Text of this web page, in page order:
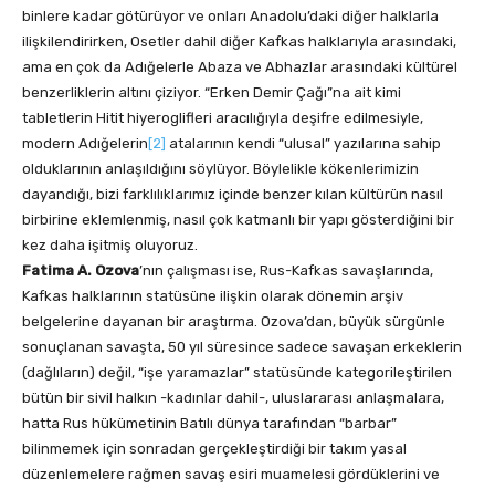
binlere kadar götürüyor ve onları Anadolu’daki diğer halklarla
ilişkilendirirken, Osetler dahil diğer Kafkas halklarıyla arasındaki,
ama en çok da Adığelerle Abaza ve Abhazlar arasındaki kültürel
benzerliklerin altını çiziyor. “Erken Demir Çağı”na ait kimi
tabletlerin Hitit hiyeroglifleri aracılığıyla deşifre edilmesiyle,
modern Adığelerin [2] atalarının kendi “ulusal” yazılarına sahip
olduklarının anlaşıldığını söylüyor. Böylelikle kökenlerimizin
dayandığı, bizi farklılıklarımız içinde benzer kılan kültürün nasıl
birbirine eklemlenmiş, nasıl çok katmanlı bir yapı gösterdiğini bir
kez daha işitmiş oluyoruz.
Fatima A. Ozova’nın çalışması ise, Rus-Kafkas savaşlarında,
Kafkas halklarının statüsüne ilişkin olarak dönemin arşiv
belgelerine dayanan bir araştırma. Ozova’dan, büyük sürgünle
sonuçlanan savaşta, 50 yıl süresince sadece savaşan erkeklerin
(dağlıların) değil, “işe yaramazlar” statüsünde kategorileştirilen
bütün bir sivil halkın -kadınlar dahil-, uluslararası anlaşmalara,
hatta Rus hükümetinin Batılı dünya tarafından “barbar”
bilinmemek için sonradan gerçekleştirdiği bir takım yasal
düzenlemelere rağmen savaş esiri muamelesi gördüklerini ve